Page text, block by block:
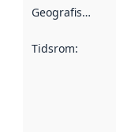
Geografisk område
Tidsrom: